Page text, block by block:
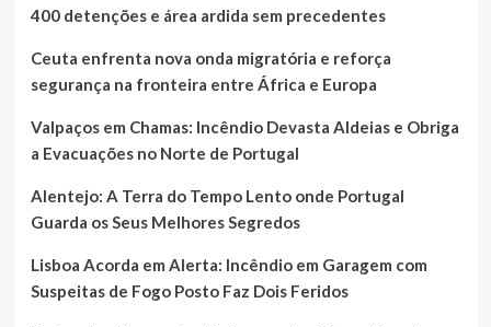
400 detenções e área ardida sem precedentes
Ceuta enfrenta nova onda migratória e reforça
segurança na fronteira entre África e Europa
Valpaços em Chamas: Incêndio Devasta Aldeias e Obriga
a Evacuações no Norte de Portugal
Alentejo: A Terra do Tempo Lento onde Portugal
Guarda os Seus Melhores Segredos
Lisboa Acorda em Alerta: Incêndio em Garagem com
Suspeitas de Fogo Posto Faz Dois Feridos